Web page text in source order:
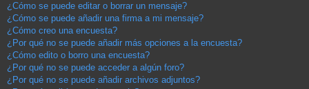
¿Cómo se puede editar o borrar un mensaje?
¿Cómo se puede añadir una firma a mi mensaje?
¿Cómo creo una encuesta?
¿Por qué no se puede añadir más opciones a la encuesta?
¿Cómo edito o borro una encuesta?
¿Por qué no se puede acceder a algún foro?
¿Por qué no se puede añadir archivos adjuntos?